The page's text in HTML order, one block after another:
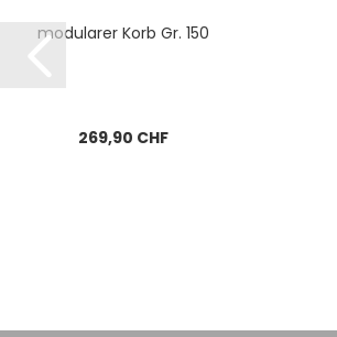
modularer Korb Gr. 150
269,90 CHF